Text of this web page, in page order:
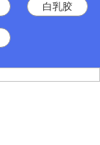
白乳胶